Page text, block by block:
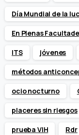
Día Mundial de la
En Plenas
ITS jóvenes
métodos
ocio nocturno
placeres sin riesgos
prueba VIH Rdr